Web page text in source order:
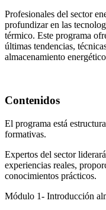
Profesionales del sector
profundizar en las
térmico. Este programa
últimas tendencias,
almacenamiento
Contenidos
El programa está
formativas.
Expertos del sector
experiencias reales,
conocimientos prácticos.
Módulo 1- Introducción